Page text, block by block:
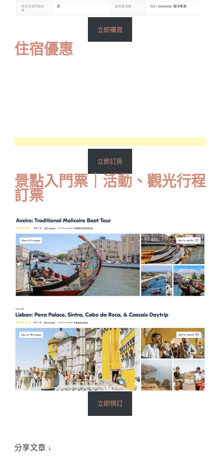
立即購買
住宿優惠
立即訂房
景點入門票｜活動、觀光行程
訂票
立即預訂
分享文章 ↓